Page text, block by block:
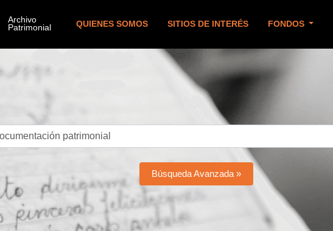
QUIENES SOMOS SITIOS DE INTERÉS FONDOS
Búsqueda Avanzada »